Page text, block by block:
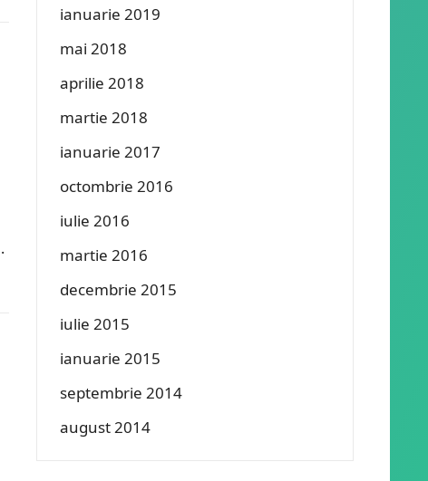
ianuarie 2019
mai 2018
aprilie 2018
martie 2018
ianuarie 2017
octombrie 2016
iulie 2016
martie 2016
decembrie 2015
iulie 2015
ianuarie 2015
septembrie 2014
august 2014